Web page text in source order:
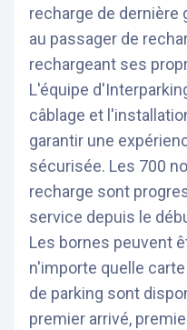
recharge de
au passager de
rechargeant ses
L'équipe
câblage et
garantir une
sécurisée. Les 700
recharge sont
service depuis le
Les bornes peuvent
n'importe quelle
de parking sont
premier arrivé,